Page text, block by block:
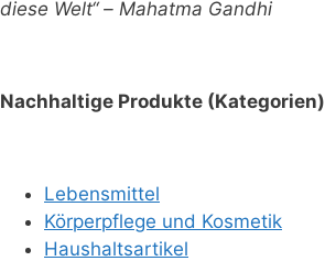
diese Welt“ – Mahatma Gandhi
Nachhaltige Produkte (Kategorien)
Lebensmittel
Körperpflege und Kosmetik
Haushaltsartikel